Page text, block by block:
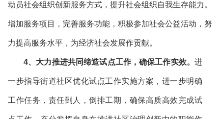
动员社会组织创新服务方式，提升社会组织自我生存能力。
增加服务项目，完善服务功能，积极参加社会公益活动，努
力提高服务水平，为经济社会发展作贡献。
4、大力推进共同缔造试点工作，确保工作实效。 进
一步指导街道社区优化试点工作实施方案，进一步明确
工作任务，责任到人，倒排工期，确保高质高效完成试